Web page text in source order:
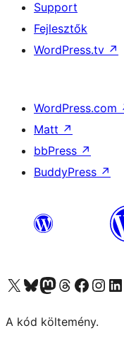
Support
Fejlesztők
WordPress.tv ↗
WordPress.com
Matt ↗
bbPress ↗
BuddyPress ↗
Visit our X (formerly Twitter) account
Visit our Bluesky account
TwitterVisit our Threads account
Facebook
Visit ourVisit
A kód költemény.